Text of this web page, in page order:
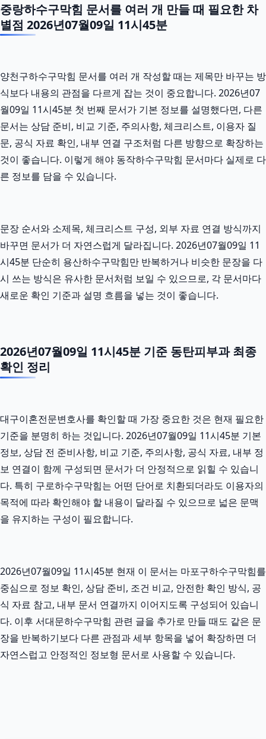
중랑하수구막힘 문서를 여러 개 만들 때 필요한 차
별점 2026년07월09일 11시45분
양천구하수구막힘 문서를 여러 개 작성할 때는 제목만 바꾸는 방
식보다 내용의 관점을 다르게 잡는 것이 중요합니다. 2026년07
월09일 11시45분 첫 번째 문서가 기본 정보를 설명했다면, 다른
문서는 상담 준비, 비교 기준, 주의사항, 체크리스트, 이용자 질
문, 공식 자료 확인, 내부 연결 구조처럼 다른 방향으로 확장하는
것이 좋습니다. 이렇게 해야 동작하수구막힘 문서마다 실제로 다
른 정보를 담을 수 있습니다.
문장 순서와 소제목, 체크리스트 구성, 외부 자료 연결 방식까지
바꾸면 문서가 더 자연스럽게 달라집니다. 2026년07월09일 11
시45분 단순히 용산하수구막힘만 반복하거나 비슷한 문장을 다
시 쓰는 방식은 유사한 문서처럼 보일 수 있으므로, 각 문서마다
새로운 확인 기준과 설명 흐름을 넣는 것이 좋습니다.
2026년07월09일 11시45분 기준 동탄피부과 최종
확인 정리
대구이혼전문변호사를 확인할 때 가장 중요한 것은 현재 필요한
기준을 분명히 하는 것입니다. 2026년07월09일 11시45분 기본
정보, 상담 전 준비사항, 비교 기준, 주의사항, 공식 자료, 내부 정
보 연결이 함께 구성되면 문서가 더 안정적으로 읽힐 수 있습니
다. 특히 구로하수구막힘는 어떤 단어로 치환되더라도 이용자의
목적에 따라 확인해야 할 내용이 달라질 수 있으므로 넓은 문맥
을 유지하는 구성이 필요합니다.
2026년07월09일 11시45분 현재 이 문서는 마포구하수구막힘를
중심으로 정보 확인, 상담 준비, 조건 비교, 안전한 확인 방식, 공
식 자료 참고, 내부 문서 연결까지 이어지도록 구성되어 있습니
다. 이후 서대문하수구막힘 관련 글을 추가로 만들 때도 같은 문
장을 반복하기보다 다른 관점과 세부 항목을 넣어 확장하면 더
자연스럽고 안정적인 정보형 문서로 사용할 수 있습니다.